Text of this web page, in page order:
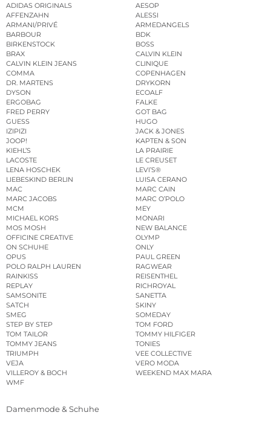
ADIDAS ORIGINALS
AESOP
AFFENZAHN
ALESSI
ARMANI/PRIVÉ
ARMEDANGELS
BARBOUR
BDK
BIRKENSTOCK
BOSS
BRAX
CALVIN KLEIN
CALVIN KLEIN JEANS
CLINIQUE
COMMA
COPENHAGEN
DR. MARTENS
DRYKORN
DYSON
ECOALF
ERGOBAG
FALKE
FRED PERRY
GOT BAG
GUESS
HUGO
IZIPIZI
JACK & JONES
JOOP!
KAPTEN & SON
KIEHL’S
LA PRAIRIE
LACOSTE
LE CREUSET
LENA HOSCHEK
LEVI’S®
LIEBESKIND BERLIN
LUISA CERANO
MAC
MARC CAIN
MARC JACOBS
MARC O’POLO
MCM
MEY
MICHAEL KORS
MONARI
MOS MOSH
NEW BALANCE
OFFICINE CREATIVE
OLYMP
ON SCHUHE
ONLY
OPUS
PAUL GREEN
POLO RALPH LAUREN
RAGWEAR
RAINKISS
REISENTHEL
REPLAY
RICHROYAL
SAMSONITE
SANETTA
SATCH
SKINY
SMEG
SOMEDAY
STEP BY STEP
TOM FORD
TOM TAILOR
TOMMY HILFIGER
TOMMY JEANS
TONIES
TRIUMPH
VEE COLLECTIVE
VEJA
VERO MODA
VILLEROY & BOCH
WEEKEND MAX MARA
WMF
Damenmode & Schuhe